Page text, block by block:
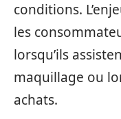
conditions.
les
lorsqu’ils
maquillage ou
achats.